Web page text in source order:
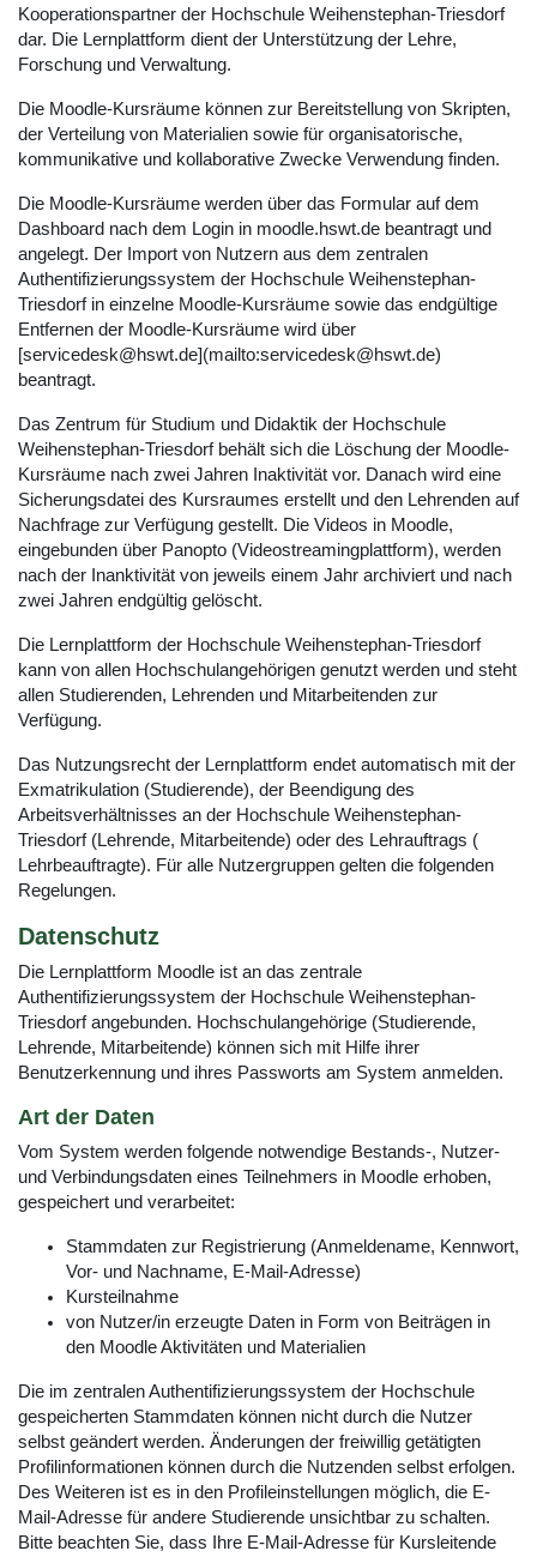
Kooperationspartner der Hochschule Weihenstephan-Triesdorf
dar. Die Lernplattform dient der Unterstützung der Lehre,
Forschung und Verwaltung.
Die Moodle-Kursräume können zur Bereitstellung von Skripten,
der Verteilung von Materialien sowie für organisatorische,
kommunikative und kollaborative Zwecke Verwendung finden.
Die Moodle-Kursräume werden über das Formular auf dem
Dashboard nach dem Login in moodle.hswt.de beantragt und
angelegt. Der Import von Nutzern aus dem zentralen
Authentifizierungssystem der Hochschule Weihenstephan-
Triesdorf in einzelne Moodle-Kursräume sowie das endgültige
Entfernen der Moodle-Kursräume wird über
[servicedesk@hswt.de](mailto:servicedesk@hswt.de)
beantragt.
Das Zentrum für Studium und Didaktik der Hochschule
Weihenstephan-Triesdorf behält sich die Löschung der Moodle-
Kursräume nach zwei Jahren Inaktivität vor. Danach wird eine
Sicherungsdatei des Kursraumes erstellt und den Lehrenden auf
Nachfrage zur Verfügung gestellt. Die Videos in Moodle,
eingebunden über Panopto (Videostreamingplattform), werden
nach der Inanktivität von jeweils einem Jahr archiviert und nach
zwei Jahren endgültig gelöscht.
Die Lernplattform der Hochschule Weihenstephan-Triesdorf
kann von allen Hochschulangehörigen genutzt werden und steht
allen Studierenden, Lehrenden und Mitarbeitenden zur
Verfügung.
Das Nutzungsrecht der Lernplattform endet automatisch mit der
Exmatrikulation (Studierende), der Beendigung des
Arbeitsverhältnisses an der Hochschule Weihenstephan-
Triesdorf (Lehrende, Mitarbeitende) oder des Lehrauftrags (
Lehrbeauftragte). Für alle Nutzergruppen gelten die folgenden
Regelungen.
Datenschutz
Die Lernplattform Moodle ist an das zentrale
Authentifizierungssystem der Hochschule Weihenstephan-
Triesdorf angebunden. Hochschulangehörige (Studierende,
Lehrende, Mitarbeitende) können sich mit Hilfe ihrer
Benutzerkennung und ihres Passworts am System anmelden.
Art der Daten
Vom System werden folgende notwendige Bestands-, Nutzer-
und Verbindungsdaten eines Teilnehmers in Moodle erhoben,
gespeichert und verarbeitet:
Stammdaten zur Registrierung (Anmeldename, Kennwort,
Vor- und Nachname, E-Mail-Adresse)
Kursteilnahme
von Nutzer/in erzeugte Daten in Form von Beiträgen in
den Moodle Aktivitäten und Materialien
Die im zentralen Authentifizierungssystem der Hochschule
gespeicherten Stammdaten können nicht durch die Nutzer
selbst geändert werden. Änderungen der freiwillig getätigten
Profilinformationen können durch die Nutzenden selbst erfolgen.
Des Weiteren ist es in den Profileinstellungen möglich, die E-
Mail-Adresse für andere Studierende unsichtbar zu schalten.
Bitte beachten Sie, dass Ihre E-Mail-Adresse für Kursleitende